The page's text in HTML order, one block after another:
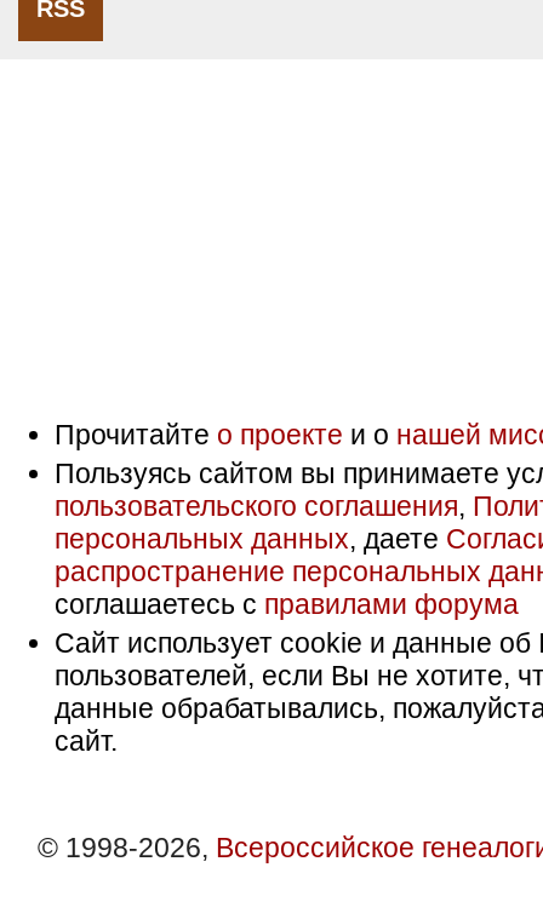
RSS
Прочитайте о проекте и о нашей
Пользуясь сайтом вы принимаете
пользовательского соглашения,
персональных данных, даете
распространение персональных
соглашаетесь с правилами форума
Сайт использует cookie и данные об
пользователей, если Вы не хотите,
данные обрабатывались,
сайт.
© 1998-2026, Всероссийское